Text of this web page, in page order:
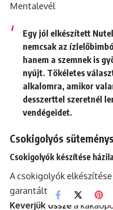
Mentalevél
Egy jól elkészített
nemcsak az
hanem a szemnek is
nyújt. Tökéletes
alkalomra, amikor
desszerttel szeretnél
vendégeidet.
Csokigolyós
Csokigolyók készítése
A csokigolyók
garantáltan feldobja a
Keverjük össze a